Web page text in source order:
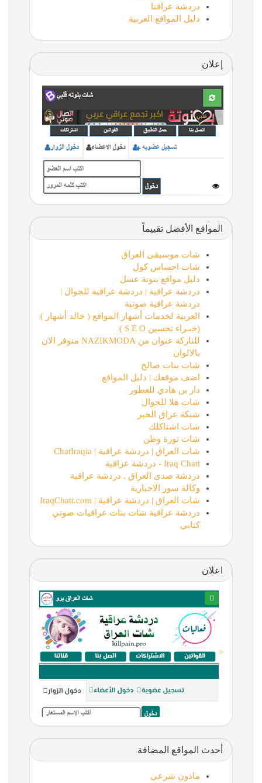
دردشة عراقنا
دليل المواقع العربية
إعلان
المواقع الأفضل تقييماً
شات موسيقى العراق
شات احساس كول
دليل مواقع بنوتة عسل
دردشة عراقية | دردشة عراقية للجوال |
دردشة عراقية صوتية
العربية لخدمات أشهار المواقع ( خالد أشهار )
(خبـراء تحسين S E O )
للنازكة عنوان من NAZIKMODA متوفر الان
بالالوان
شات بنات صالح
اضف موقعك | دليل المواقع
دار بن هادي للعطور
شات هلا للجوال
شبكة عراق الخير
شات اشتاكلك
شات ثورة وطن
شات العراق | دردشة عراقية | ChatIraqia
Iraq Chatt - دردشة عراقية
دردشة صدى العراق , دردشة عراقية
وكالة سور الاخبارية
شات العراق | دردشة عراقية | IraqChatt.com
دردشة عراقية شات بنات عراقيات صوتي
كتابي
اعلان
<
أحدث المواقع المضافة
ماذون شرعي